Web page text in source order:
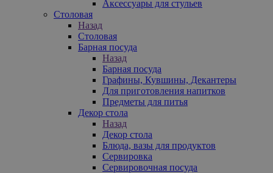
Аксессуары для стульев
Столовая
Назад
Столовая
Барная посуда
Назад
Барная посуда
Графины, Кувшины, Декантеры
Для приготовления напитков
Предметы для питья
Декор стола
Назад
Декор стола
Блюда, вазы для продуктов
Сервировка
Сервировочная посуда